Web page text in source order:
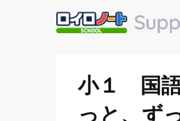
小１ 国
っと、ず